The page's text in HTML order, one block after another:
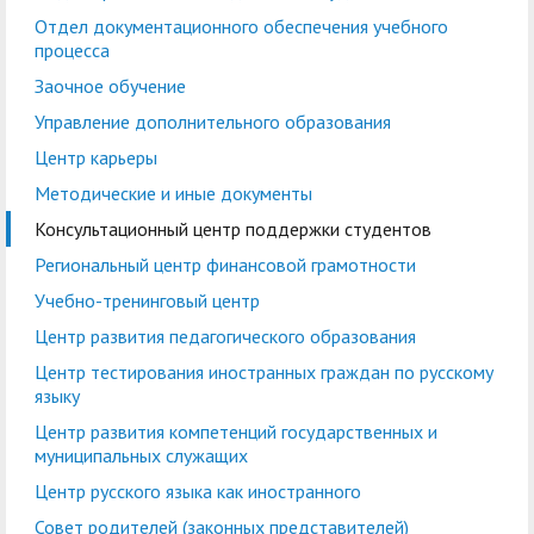
Управление по
правовой и кадровой
работе
Управление
финансового контроля
Планово-финансовое
управление
комплексной
безопасности
Координационный
центр
Антитеррористическая
Противодействие
коррупции
Центр цифрового
развития
информационной
политике и связям с
Отдел практической
подготовки студентов
Отдел
процесса
Заочное обучение
образования
Центр карьеры
документы
Консультационный
центр поддержки
студентов
Региональный центр
финансовой
Учебно-тренинговый
Центр развития
воспитательной работе
Центр
добровольчества
«Абилимпикс»
Экскурсионно-
Ассоциация
выпускников
Информационные
материалы
кадров
Лаборатории, НШ,
кафедра
Научные мероприятия в
ГАГУ
гостеприимства
Национальный проект
«Наука и
университеты»
Военно-патриотический
клуб "БАРС"
Отдел документационного обеспечения учебного
процесса
Заочное обучение
Управление дополнительного образования
Центр карьеры
Методические и иные документы
Консультационный центр поддержки студентов
Региональный центр финансовой грамотности
Учебно-тренинговый центр
Центр развития педагогического образования
Центр тестирования иностранных граждан по русскому
языку
Центр развития компетенций государственных и
муниципальных служащих
Центр русского языка как иностранного
Совет родителей (законных представителей)